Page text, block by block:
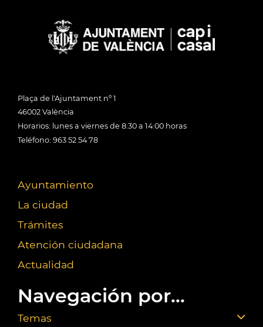
Plaça de l'Ajuntament nº 1
46002 València
Horarios: lunes a viernes de 8:30 a 14:00 horas
Teléfono: 963 52 54 78
Ayuntamiento
La ciudad
Trámites
Atención ciudadana
Actualidad
Navegación por...
Temas